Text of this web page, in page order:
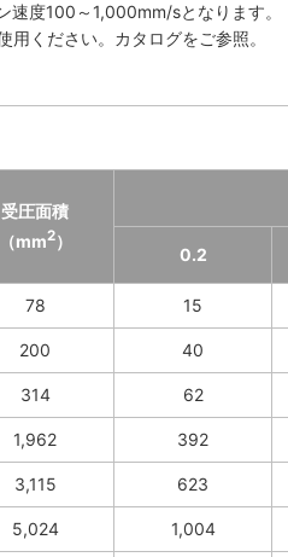
速度100～1,000mm/sとなります。
ください。カタログをご参照。
受圧面積
（mm2）
0.2
78 15
200 40
314 62
1,962 392
3,115 623
5,024 1,004